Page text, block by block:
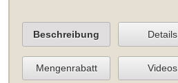
Beschreibung Details
Mengenrabatt Videos